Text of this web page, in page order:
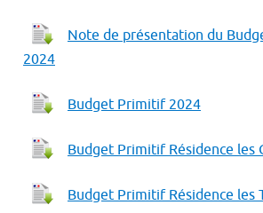
Note de présentation du
2024
Budget Primitif 2024
Budget Primitif Résidence les
Budget Primitif Résidence les